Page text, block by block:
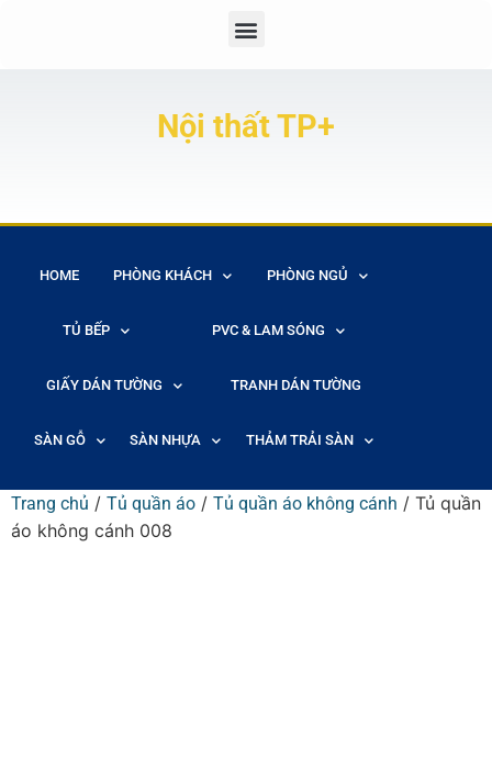
Nội thất TP+
HOME PHÒNG KHÁCH PHÒNG NGỦ
TỦ BẾP PVC & LAM SÓNG
GIẤY DÁN TƯỜNG TRANH DÁN TƯỜNG
SÀN GỖ SÀN NHỰA THẢM TRẢI SÀN
Trang chủ / Tủ quần áo / Tủ quần áo không cánh / Tủ quần
áo không cánh 008